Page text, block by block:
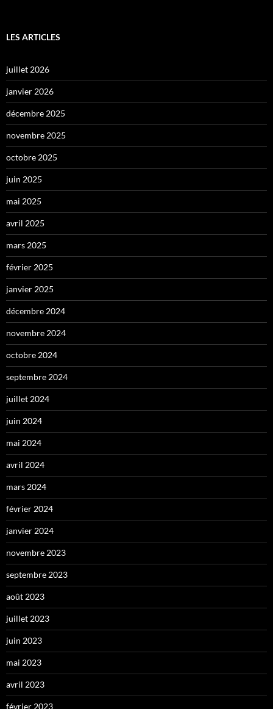
LES ARTICLES
juillet 2026
janvier 2026
décembre 2025
novembre 2025
octobre 2025
juin 2025
mai 2025
avril 2025
mars 2025
février 2025
janvier 2025
décembre 2024
novembre 2024
octobre 2024
septembre 2024
juillet 2024
juin 2024
mai 2024
avril 2024
mars 2024
février 2024
janvier 2024
novembre 2023
septembre 2023
août 2023
juillet 2023
juin 2023
mai 2023
avril 2023
février 2023